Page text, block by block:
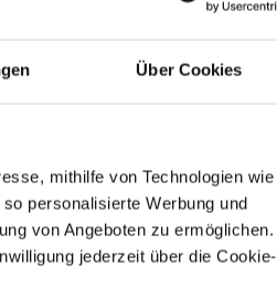
Über Cookies
mithilfe von Technologien wie
personalisierte Werbung und
von Angeboten zu ermöglichen.
jederzeit über die Cookie-